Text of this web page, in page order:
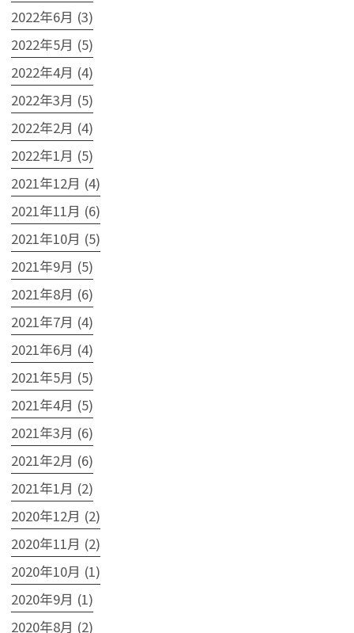
2022年6月 (3)
2022年5月 (5)
2022年4月 (4)
2022年3月 (5)
2022年2月 (4)
2022年1月 (5)
2021年12月 (4)
2021年11月 (6)
2021年10月 (5)
2021年9月 (5)
2021年8月 (6)
2021年7月 (4)
2021年6月 (4)
2021年5月 (5)
2021年4月 (5)
2021年3月 (6)
2021年2月 (6)
2021年1月 (2)
2020年12月 (2)
2020年11月 (2)
2020年10月 (1)
2020年9月 (1)
2020年8月 (2)